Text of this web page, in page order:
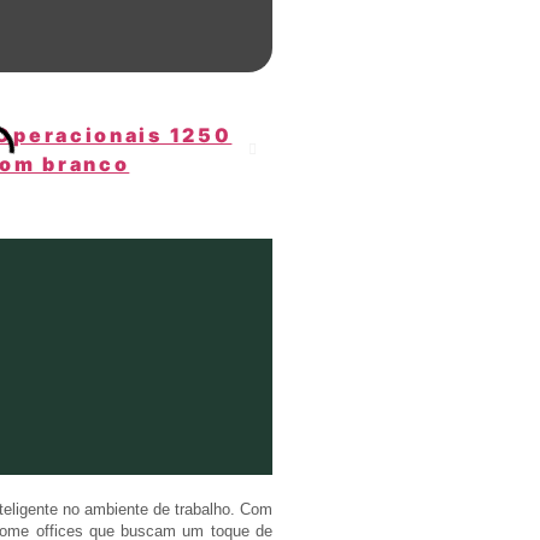
no ambiente de trabalho. Com
offices que buscam um toque de